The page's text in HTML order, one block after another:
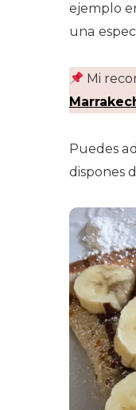
ejemplo
una
Mi
Puedes
dispones